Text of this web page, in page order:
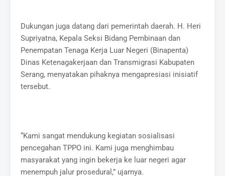
Dukungan juga datang dari pemerintah daerah. H. Heri
Supriyatna, Kepala Seksi Bidang Pembinaan dan
Penempatan Tenaga Kerja Luar Negeri (Binapenta)
Dinas Ketenagakerjaan dan Transmigrasi Kabupaten
Serang, menyatakan pihaknya mengapresiasi inisiatif
tersebut.
“Kami sangat mendukung kegiatan sosialisasi
pencegahan TPPO ini. Kami juga menghimbau
masyarakat yang ingin bekerja ke luar negeri agar
menempuh jalur prosedural,” ujarnya.